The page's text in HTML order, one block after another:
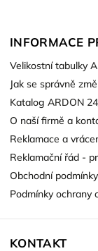
INFORMACE
Velikostní tabulky
Jak se správně
Katalog ARDON
O naší firmě a
Reklamace a
Reklamační řád -
Obchodní podmínky
Podmínky ochrany
KONTAKT